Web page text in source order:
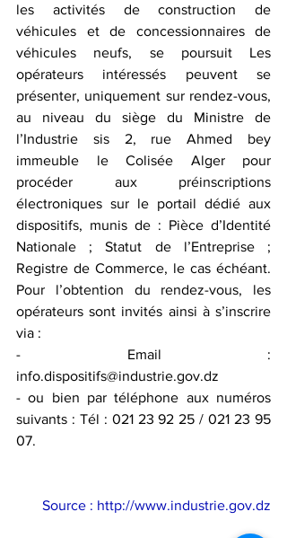
les activités de construction de
véhicules et de concessionnaires de
véhicules neufs, se poursuit Les
opérateurs intéressés peuvent se
présenter, uniquement sur rendez-vous,
au niveau du siège du Ministre de
l’Industrie sis 2, rue Ahmed bey
immeuble le Colisée Alger pour
procéder aux préinscriptions
électroniques sur le portail dédié aux
dispositifs, munis de : Pièce d’Identité
Nationale ; Statut de l’Entreprise ;
Registre de Commerce, le cas échéant.
Pour l’obtention du rendez-vous, les
opérateurs sont invités ainsi à s’inscrire
via :
- Email :
info.dispositifs@industrie.gov.dz
- ou bien par téléphone aux numéros
suivants : Tél : 021 23 92 25 / 021 23 95
07.
Source : http://www.industrie.gov.dz